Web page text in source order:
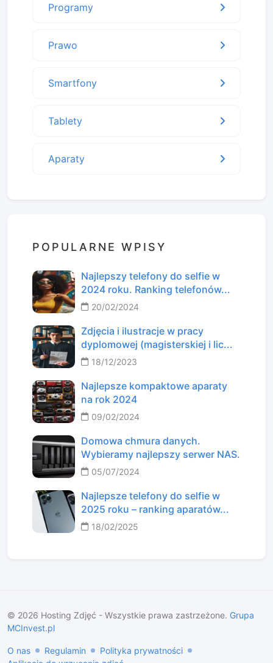
Programy
Prawo
Smartfony
Tablety
Aparaty
POPULARNE WPISY
Najlepszy telefony do selfie w
2024 roku. Ranking telefonów...
20/02/2024
Zdjęcia i ilustracje w pracy
dyplomowej (magisterskiej i lic...
18/12/2023
Najlepsze kompaktowe aparaty
na rok 2024
09/02/2024
Domowa chmura danych.
Wybieramy najlepszy serwer NAS.
05/07/2024
Najlepsze telefony do selfie w
2025 roku – ranking aparatów...
18/02/2025
© 2026 Hosting Zdjęć - Wszystkie prawa zastrzeżone. Grupa
MCInvest.pl
O nas Regulamin
Polityka prywatności